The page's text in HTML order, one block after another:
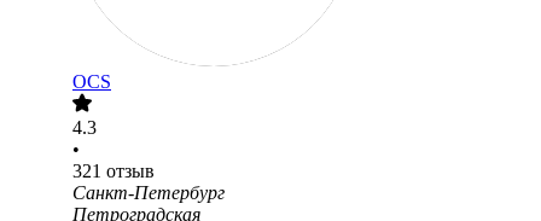
OCS
4.3
•
321 отзыв
Санкт-Петербург
Петроградская